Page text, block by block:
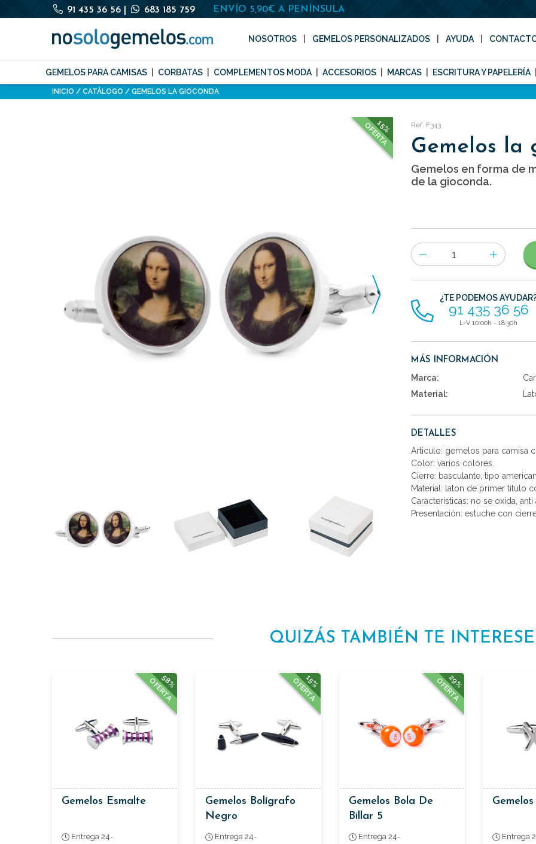
91 435 36 56 683 185 759 ENVÍO 5,90€ A PENÍNSULA
NOSOTROS GEMELOS PERSONALIZADOS AYUDA
GEMELOS PARA CAMISAS CORBATAS COMPLEMENTOS MODA ACCESORIOS MARCAS ESCRITURA Y PAPELERÍA
INICIO CATÁLOGO GEMELOS LA GIOCONDA
15%
OFERTA Ref: F343
Gemelos la
Gemelos en forma de
de la gioconda.
Número
de
artículos
¿TE PODEMOS
91 435 36 56
L-V 10:00h - 18:30h
MÁS INFORMACIÓN
Marca:
Material:
DETALLES
Articulo: gemelos para camisa
Color: varios colores.
Cierre: basculante, tipo
Material: laton de primer titulo
Características: no se oxida,
Presentación: estuche con
QUIZÁS TAMBIÉN TE INTERESE
58%
OFERTA
Gemelos Esmalte
Entrega 24-
15%
OFERTA
Gemelos Bolígrafo
Negro
Entrega 24-
29%
OFERTA
Gemelos Bola De
Billar 5
Entrega 24-
Entrega